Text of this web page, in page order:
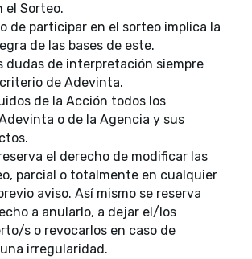
el Sorteo.
de participar en el sorteo implica la
de las bases de este.
dudas de interpretación siempre
de Adevinta.
de la Acción todos los
o de la Agencia y sus
el derecho de modificar las
parcial o totalmente en cualquier
aviso. Así mismo se reserva
a anularlo, a dejar el/los
s o revocarlos en caso de
irregularidad.